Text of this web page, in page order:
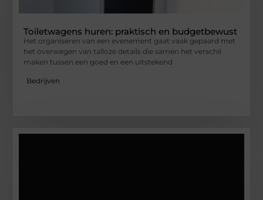
Toiletwagens huren: praktisch en budgetbewust
Het organiseren van een evenement gaat vaak gepaard met
het overwegen van talloze details die samen het verschil
maken tussen een goed en een uitstekend
Bedrijven